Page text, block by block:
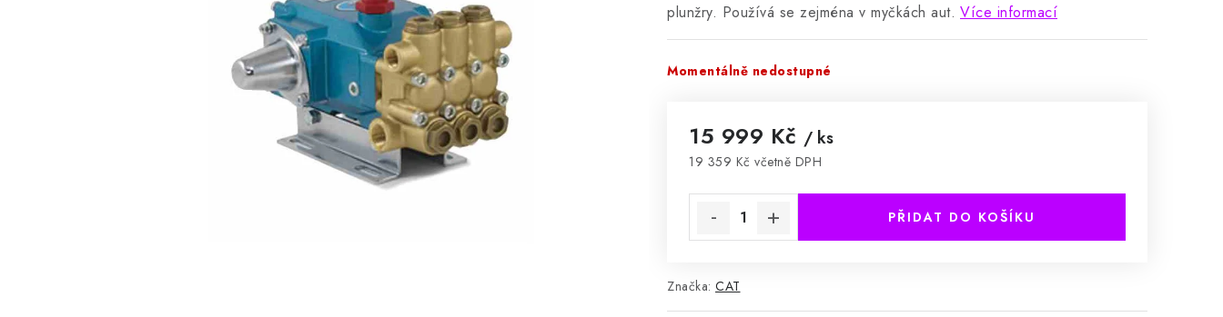
plunžry. Používá se zejména v myčkách aut. Více informací
Momentálně nedostupné
15 999 Kč / ks
19 359 Kč včetně DPH
PŘIDAT DO KOŠÍKU
Značka: CAT